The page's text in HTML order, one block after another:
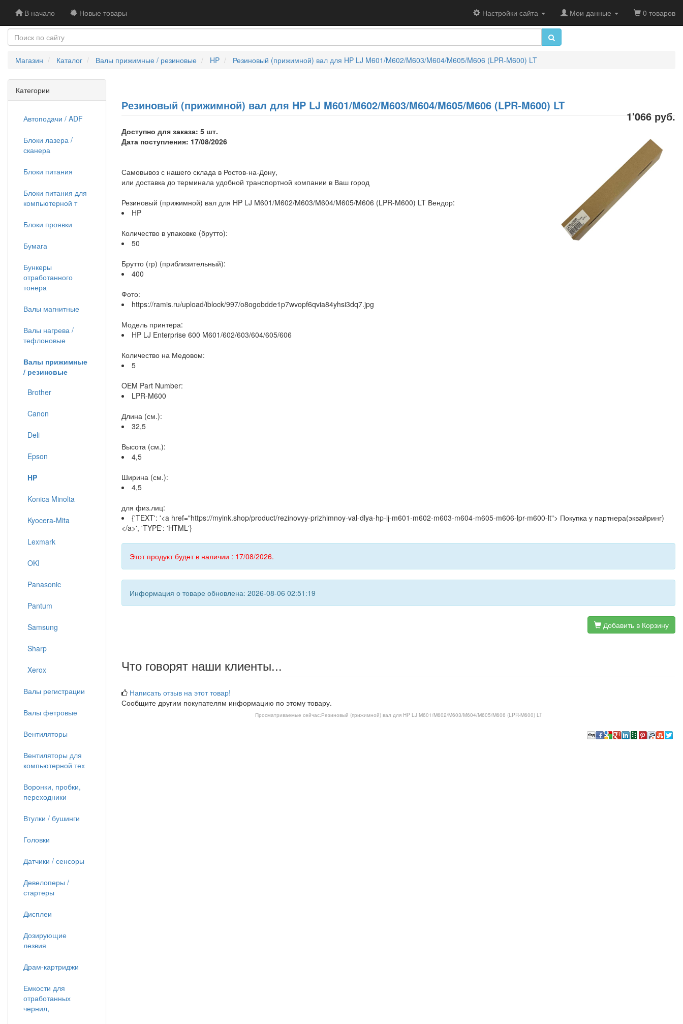
В начало Новые товары Настройки сайта Мои данные 0 товаров
Магазин Каталог Валы прижимные / резиновые HP Резиновый (прижимной) вал для HP LJ M601/M602/M603/M604/M605/M606 (LPR-M600) LT
Резиновый (прижимной) вал для HP LJ M601/M602/M603/M604/M605/M606 (LPR-M600) LT
1'066 руб.
Доступно для заказа: 5 шт.
Дата поступления: 17/08/2026
Самовывоз с нашего склада в Ростов-на-Дону,
или доставка до терминала удобной транспортной компании в Ваш город
Резиновый (прижимной) вал для HP LJ M601/M602/M603/M604/M605/M606 (LPR-M600) LT Вендор:
HP
Количество в упаковке (брутто):
50
Брутто (гр) (приблизительный):
400
Фото:
https://ramis.ru/upload/iblock/997/o8ogobdde1p7wvopf6qvia84yhsi3dq7.jpg
Модель принтера:
HP LJ Enterprise 600 M601/602/603/604/605/606
Количество на Медовом:
5
OEM Part Number:
LPR-M600
Длина (см.):
32,5
Высота (см.):
4,5
Ширина (см.):
4,5
для физ.лиц:
{'TEXT': '<a href="https://myink.shop/product/rezinovyy-prizhimnoy-val-dlya-hp-lj-m601-m602-m603-m604-m605-m606-lpr-m600-lt"> Покупка у партнера(эквайринг)
</a>', 'TYPE': 'HTML'}
Этот продукт будет в наличии : 17/08/2026.
Информация о товаре обновлена: 2026-08-06 02:51:19
Добавить в Корзину
Что говорят наши клиенты...
Написать отзыв на этот товар!
Сообщите другим покупателям информацию по этому товару.
Просматриваемые сейчас:Резиновый (прижимной) вал для HP LJ M601/M602/M603/M604/M605/M606 (LPR-M600) LT
Категории
Автоподачи / ADF
Блоки лазера /
сканера
Блоки питания
Блоки питания для
компьютерной т
Блоки проявки
Бумага
Бункеры
отработанного
тонера
Валы магнитные
Валы нагрева /
тефлоновые
Валы прижимные
/ резиновые
Brother
Canon
Deli
Epson
HP
Konica Minolta
Kyocera-Mita
Lexmark
OKI
Panasonic
Pantum
Samsung
Sharp
Xerox
Валы регистрации
Валы фетровые
Вентиляторы
Вентиляторы для
компьютерной тех
Воронки, пробки,
переходники
Втулки / бушинги
Головки
Датчики / сенсоры
Девелоперы /
стартеры
Дисплеи
Дозирующие
лезвия
Драм-картриджи
Емкости для
отработанных
чернил,